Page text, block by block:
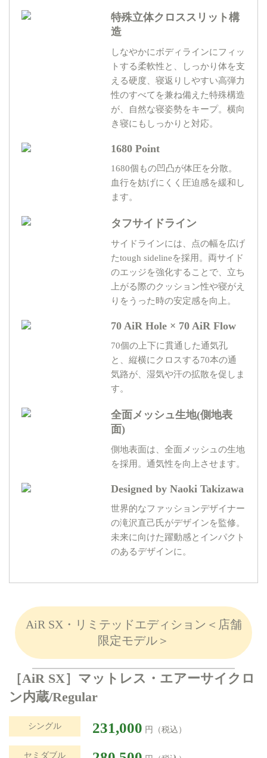
特殊立体クロススリット構
造
しなやかにボディラインにフィッ
トする柔軟性と、しっかり体を支
える硬度、寝返りしやすい高弾力
性のすべてを兼ね備えた特殊構造
が、自然な寝姿勢をキープ。横向
き寝にもしっかりと対応。
1680 Point
1680個もの凹凸が体圧を分散。
血行を妨げにくく圧迫感を緩和し
ます。
タフサイドライン
サイドラインには、点の幅を広げ
たtough sidelineを採用。両サイド
のエッジを強化することで、立ち
上がる際のクッション性や寝がえ
りをうった時の安定感を向上。
70 AiR Hole × 70 AiR Flow
70個の上下に貫通した通気孔
と、縦横にクロスする70本の通
気路が、湿気や汗の拡散を促しま
す。
全面メッシュ生地(側地表
面)
側地表面は、全面メッシュの生地
を採用。通気性を向上させます。
Designed by Naoki Takizawa
世界的なファッションデザイナー
の滝沢直己氏がデザインを監修。
未来に向けた躍動感とインパクト
のあるデザインに。
AiR SX・リミテッドエディション＜店舗
限定モデル＞
［AiR SX］マットレス・エアーサイクロ
ン内蔵/Regular
シングル 231,000 円（税込）
セミダブル